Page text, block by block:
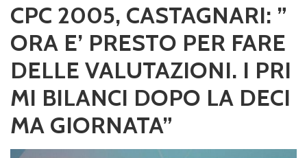
CPC 2005, CASTAGNARI: ”
ORA E’ PRESTO PER FARE
DELLE VALUTAZIONI. I PRI
MI BILANCI DOPO LA DECI
MA GIORNATA”